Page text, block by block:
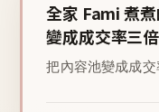
全家 Fami 煮
變成成交率三
把內容池變成成交